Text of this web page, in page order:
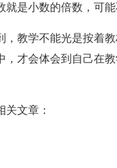
是小数的倍数，可能
教学不能光是按着教
，才会体会到自己在
关文章：